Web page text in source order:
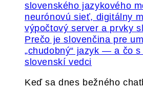
Prečo je slovenčina pre
„chudobný“ jazyk — a čo
slovenskí vedci
Keď sa dnes bežného